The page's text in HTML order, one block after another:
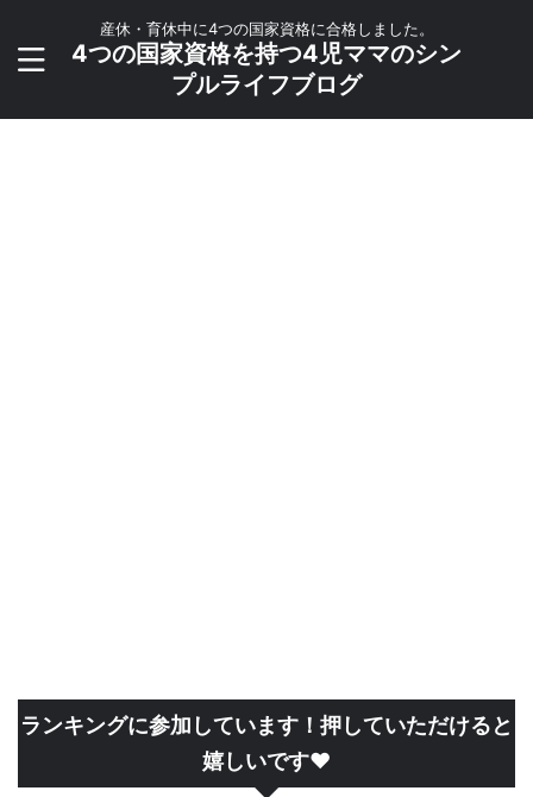
産休・育休中に4つの国家資格に合格しました。
4つの国家資格を持つ4児ママのシン
プルライフブログ
ランキングに参加しています！押していただけると
嬉しいです❤